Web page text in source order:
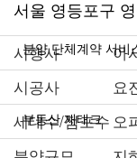
분양 단체계약 서비
부동산 재태크
서울 영등포구
시행사
아
시공사
요
세대수/점포수 오